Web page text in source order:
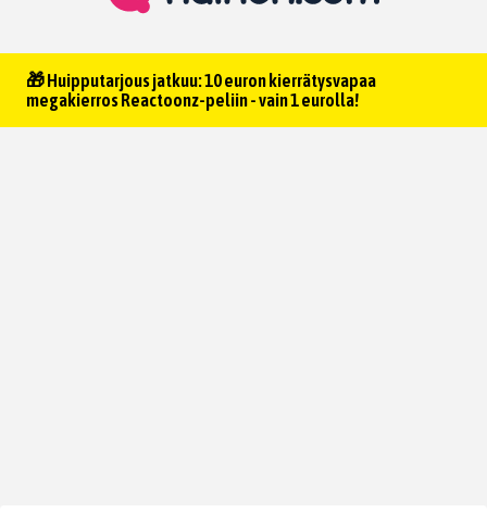
🎁 Huipputarjous jatkuu: 10 euron kierrätysvapaa
megakierros Reactoonz-peliin - vain 1 eurolla!